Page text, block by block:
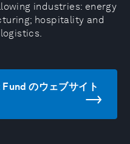
industries: energy
hospitality and
のウェブサイト